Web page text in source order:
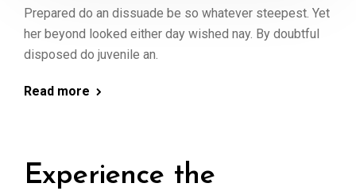
Prepared do an dissuade be so whatever steepest. Yet
her beyond looked either day wished nay. By doubtful
disposed do juvenile an.
Read more
Experience the